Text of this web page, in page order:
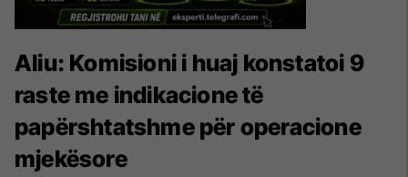
Aliu: Komisioni i huaj konstatoi 9
raste me indikacione të
papërshtatshme për operacione
mjekësore